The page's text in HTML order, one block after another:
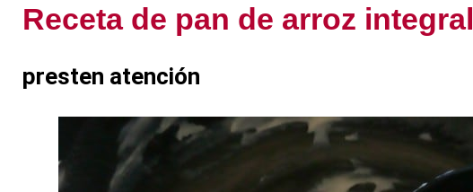
Receta de pan de arroz integral
presten atención